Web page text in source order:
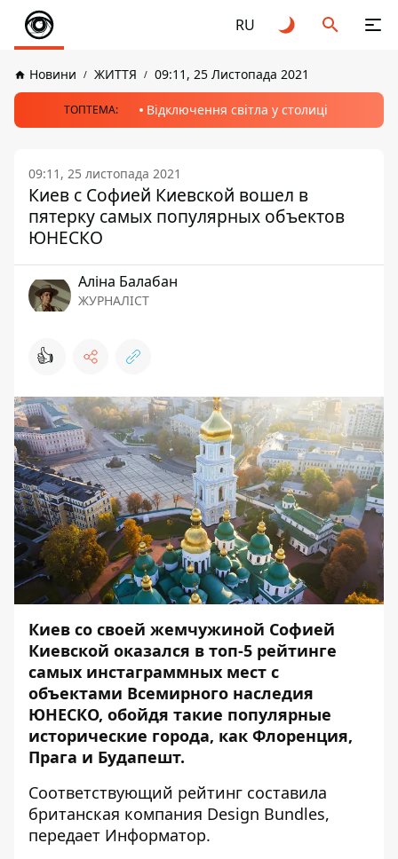
RU
Новини ЖИТТЯ 09:11, 25 Листопада 2021
ТОПТЕМА: Відключення світла у столиці
09:11, 25 листопада 2021
Киев с Софией Киевской вошел в
пятерку самых популярных объектов
ЮНЕСКО
Аліна Балабан
ЖУРНАЛІСТ
👍
Киев со своей жемчужиной Софией
Киевской оказался в топ-5 рейтинге
самых инстаграммных мест с
объектами Всемирного наследия
ЮНЕСКО, обойдя такие популярные
исторические города, как Флоренция,
Прага и Будапешт.
Соответствующий рейтинг составила
британская компания Design Bundles,
передает Информатор.